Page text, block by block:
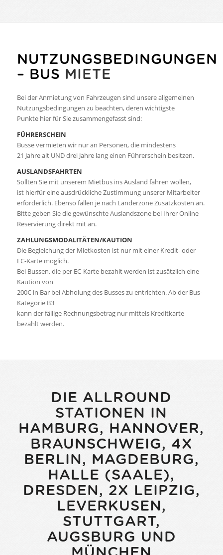
NUTZUNGSBEDINGUNGEN
– BUS MIETE
Bei der Anmietung von Fahrzeugen sind unsere allgemeinen
Nutzungsbedingungen zu beachten, deren wichtigste
Punkte hier für Sie zusammengefasst sind:
FÜHRERSCHEIN
Busse vermieten wir nur an Personen, die mindestens
21 Jahre alt UND drei Jahre lang einen Führerschein besitzen.
AUSLANDSFAHRTEN
Sollten Sie mit unserem Mietbus ins Ausland fahren wollen,
ist hierfür eine ausdrückliche Zustimmung unserer Mitarbeiter
erforderlich. Ebenso fallen je nach Länderzone Zusatzkosten an.
Bitte geben Sie die gewünschte Auslandszone bei Ihrer Online
Reservierung direkt mit an.
ZAHLUNGSMODALITÄTEN/KAUTION
Die Begleichung der Mietkosten ist nur mit einer Kredit- oder
EC-Karte möglich.
Bei Bussen, die per EC-Karte bezahlt werden ist zusätzlich eine
Kaution von
200€ in Bar bei Abholung des Busses zu entrichten. Ab der Bus-
Kategorie B3
kann der fällige Rechnungsbetrag nur mittels Kreditkarte
bezahlt werden.
DIE ALLROUND
STATIONEN IN
HAMBURG, HANNOVER,
BRAUNSCHWEIG, 4X
BERLIN, MAGDEBURG,
HALLE (SAALE),
DRESDEN, 2X LEIPZIG,
LEVERKUSEN,
STUTTGART,
AUGSBURG UND